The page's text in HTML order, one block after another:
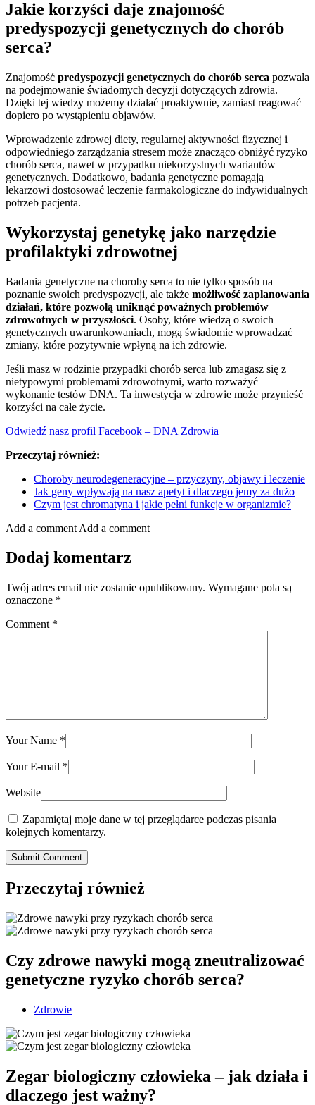
Jakie korzyści daje znajomość
predyspozycji genetycznych do chorób
serca?
Znajomość predyspozycji genetycznych do chorób serca pozwala
na podejmowanie świadomych decyzji dotyczących zdrowia.
Dzięki tej wiedzy możemy działać proaktywnie, zamiast reagować
dopiero po wystąpieniu objawów.
Wprowadzenie zdrowej diety, regularnej aktywności fizycznej i
odpowiedniego zarządzania stresem może znacząco obniżyć ryzyko
chorób serca, nawet w przypadku niekorzystnych wariantów
genetycznych. Dodatkowo, badania genetyczne pomagają
lekarzowi dostosować leczenie farmakologiczne do indywidualnych
potrzeb pacjenta.
Wykorzystaj genetykę jako narzędzie
profilaktyki zdrowotnej
Badania genetyczne na choroby serca to nie tylko sposób na
poznanie swoich predyspozycji, ale także możliwość zaplanowania
działań, które pozwolą uniknąć poważnych problemów
zdrowotnych w przyszłości. Osoby, które wiedzą o swoich
genetycznych uwarunkowaniach, mogą świadomie wprowadzać
zmiany, które pozytywnie wpłyną na ich zdrowie.
Jeśli masz w rodzinie przypadki chorób serca lub zmagasz się z
nietypowymi problemami zdrowotnymi, warto rozważyć
wykonanie testów DNA. Ta inwestycja w zdrowie może przynieść
korzyści na całe życie.
Odwiedź nasz profil Facebook – DNA Zdrowia
Przeczytaj również:
Choroby neurodegeneracyjne – przyczyny, objawy i leczenie
Jak geny wpływają na nasz apetyt i dlaczego jemy za dużo
Czym jest chromatyna i jakie pełni funkcje w organizmie?
Add a comment Add a comment
Dodaj komentarz
Twój adres email nie zostanie opublikowany. Wymagane pola są
oznaczone *
Comment *
Your Name *
Your E-mail *
Website
Zapamiętaj moje dane w tej przeglądarce podczas pisania
kolejnych komentarzy.
Submit Comment
Przeczytaj również
Czy zdrowe nawyki mogą zneutralizować
genetyczne ryzyko chorób serca?
Zdrowie
Zegar biologiczny człowieka – jak działa i
dlaczego jest ważny?